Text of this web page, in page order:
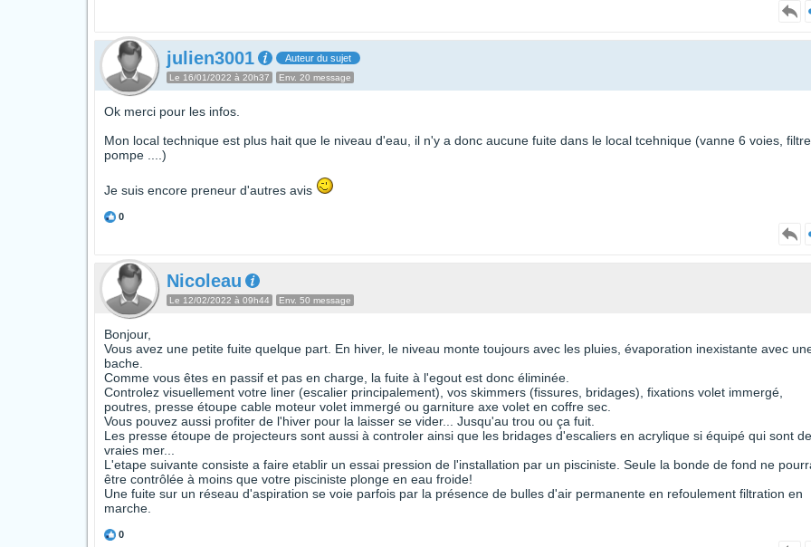
julien3001 Auteur du sujet
Le 16/01/2022 à 20h37 Env. 20 message
Ok merci pour les infos.
Mon local technique est plus hait que le niveau d'eau, il n'y a donc aucune fuite dans le local tcehnique (vanne 6 voies,
pompe ....)
Je suis encore preneur d'autres avis
0
Nicoleau
Le 12/02/2022 à 09h44 Env. 50 message
Bonjour,
Vous avez une petite fuite quelque part. En hiver, le niveau monte toujours avec les pluies, évaporation inexistante avec
bache.
Comme vous êtes en passif et pas en charge, la fuite à l'egout est donc éliminée.
Controlez visuellement votre liner (escalier principalement), vos skimmers (fissures, bridages), fixations volet immergé,
poutres, presse étoupe cable moteur volet immergé ou garniture axe volet en coffre sec.
Vous pouvez aussi profiter de l'hiver pour la laisser se vider... Jusqu'au trou ou ça fuit.
Les presse étoupe de projecteurs sont aussi à controler ainsi que les bridages d'escaliers en acrylique si équipé qui sont de
vraies mer...
L'etape suivante consiste a faire etablir un essai pression de l'installation par un pisciniste. Seule la bonde de fond ne
être contrôlée à moins que votre pisciniste plonge en eau froide!
Une fuite sur un réseau d'aspiration se voie parfois par la présence de bulles d'air permanente en refoulement filtration en
marche.
0